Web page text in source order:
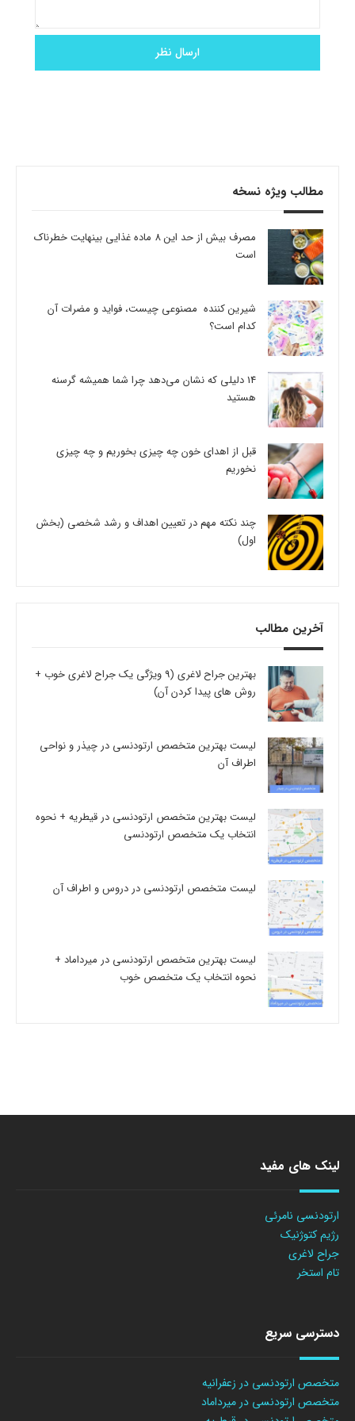
مطالب ویژه نسخه
مصرف بیش از حد این 8 ماده غذایی بینهایت خطرناک
است
شیرین کننده مصنوعی چیست، فواید و مضرات آن
کدام است؟
14 دلیلی که نشان می‌دهد چرا شما همیشه گرسنه
هستید
قبل از اهدای خون چه چیزی بخوریم و چه چیزی
نخوریم
چند نکته مهم در تعیین اهداف و رشد شخصی (بخش
اول)
آخرین مطالب
بهترین جراح لاغری (9 ویژگی یک جراح لاغری خوب +
روش های پیدا کردن آن)
لیست بهترین متخصص ارتودنسی در چیذر و نواحی
اطراف آن
لیست بهترین متخصص ارتودنسی در قیطریه + نحوه
انتخاب یک متخصص ارتودنسی
لیست متخصص ارتودنسی در دروس و اطراف آن
لیست بهترین متخصص ارتودنسی در میرداماد +
نحوه انتخاب یک متخصص خوب
لینک های مفید
ارتودنسی نامرئی
رژیم کتوژنیک
جراح لاغری
تام استخر
دسترسی سریع
متخصص ارتودنسی در زعفرانیه
متخصص ارتودنسی در میرداماد